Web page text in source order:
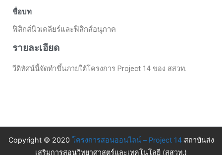
ชื่อบท
ฟิสิกส์นิวเคลียร์และฟิสิกส์อนุภาค
รายละเอียด
วีดิทัศน์นี้จัดทำขึ้นภายใต้โครงการ Project 14 ของ สสวท.
Copyright © 2020 โครงการสอนออนไลน์ – Project 14สถาบันส่ง
เสริมการสอนวิทยาศาสตร์และเทคโนโลยี (สสวท.)